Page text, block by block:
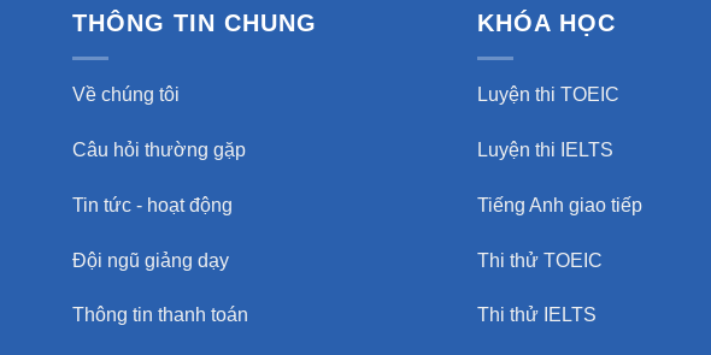
THÔNG TIN CHUNG
Về chúng tôi
Câu hỏi thường gặp
Tin tức - hoạt động
Đội ngũ giảng dạy
Thông tin thanh toán
KHÓA HỌC
Luyện thi TOEIC
Luyện thi IELTS
Tiếng Anh giao tiếp
Thi thử TOEIC
Thi thử IELTS